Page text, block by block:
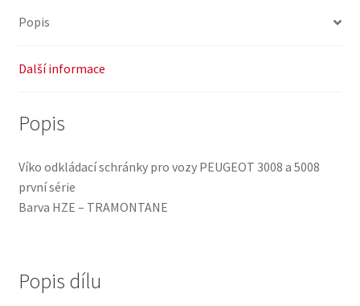
Popis
Další informace
Popis
Víko odkládací schránky pro vozy PEUGEOT 3008 a 5008
první série
Barva HZE – TRAMONTANE
Popis dílu